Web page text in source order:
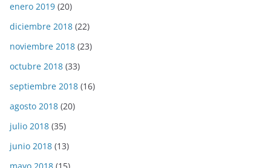
enero 2019 (20)
diciembre 2018 (22)
noviembre 2018 (23)
octubre 2018 (33)
septiembre 2018 (16)
agosto 2018 (20)
julio 2018 (35)
junio 2018 (13)